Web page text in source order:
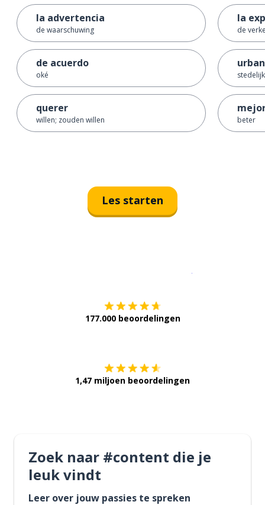
la advertencia
de waarschuwing
de acuerdo
oké
querer
willen; zouden willen
la
de
stedelijk
beter
Les starten
177.000 beoordelingen
1,47 miljoen beoordelingen
Zoek naar #content die je
leuk vindt
Leer over jouw passies te spreken